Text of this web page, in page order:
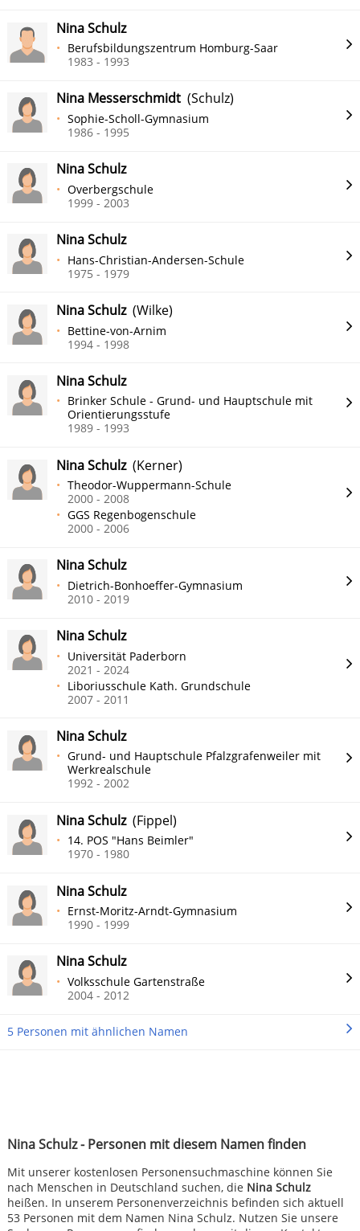
Nina Schulz - Personen mit diesem Namen finden
Mit unserer kostenlosen Personensuchmaschine können Sie
nach Menschen in Deutschland suchen, die Nina Schulz
heißen. In unserem Personenverzeichnis befinden sich aktuell
53 Personen mit dem Namen Nina Schulz. Nutzen Sie unsere
Nina Schulz
Berufsbildungszentrum Homburg-Saar
1983 - 1993
Nina Messerschmidt (Schulz)
Sophie-Scholl-Gymnasium
1986 - 1995
Nina Schulz
Overbergschule
1999 - 2003
Nina Schulz
Hans-Christian-Andersen-Schule
1975 - 1979
Nina Schulz(Wilke)
Bettine-von-Arnim
1994 - 1998
Nina Schulz
Brinker Schule - Grund- und Hauptschule mit
Orientierungsstufe
1989 - 1993
Nina Schulz(Kerner)
Theodor-Wuppermann-Schule
2000 - 2008
GGS Regenbogenschule
2000 - 2006
Nina Schulz
Dietrich-Bonhoeffer-Gymnasium
2010 - 2019
Nina Schulz
Universität Paderborn
2021 - 2024
Liboriusschule Kath. Grundschule
2007 - 2011
Nina Schulz
Grund- und Hauptschule Pfalzgrafenweiler mit
Werkrealschule
1992 - 2002
Nina Schulz(Fippel)
14. POS "Hans Beimler"
1970 - 1980
Nina Schulz
Ernst-Moritz-Arndt-Gymnasium
1990 - 1999
Nina Schulz
Volksschule Gartenstraße
2004 - 2012
5 Personen mit ähnlichen Namen